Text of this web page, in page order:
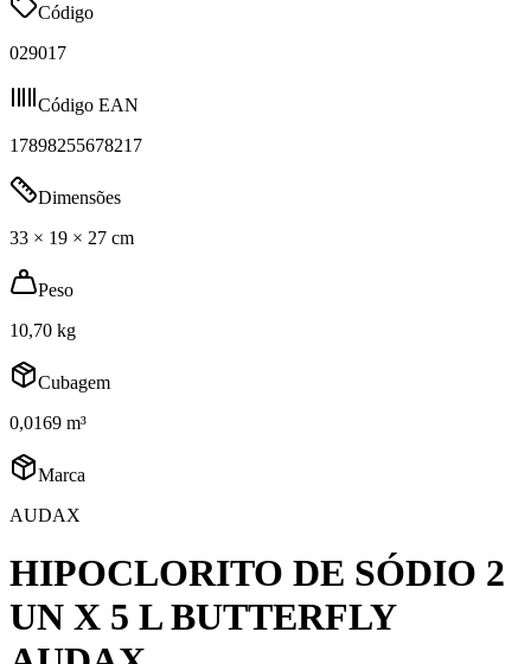
Código
029017
Código EAN
17898255678217
Dimensões
33 × 19 × 27 cm
Peso
10,70 kg
Cubagem
0,0169 m³
Marca
AUDAX
HIPOCLORITO DE SÓDIO 2
UN X 5 L BUTTERFLY